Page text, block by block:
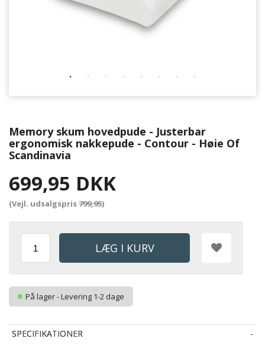
Memory skum hovedpude - Justerbar
ergonomisk nakkepude - Contour - Høie Of
Scandinavia
699,95 DKK
(Vejl. udsalgspris799,95)
På lager - Levering 1-2 dage
SPECIFIKATIONER